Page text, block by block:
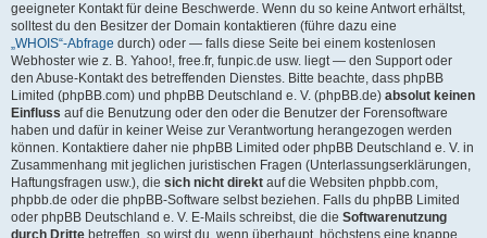
geeigneter Kontakt für deine Beschwerde. Wenn du so keine Antwort erhältst,
solltest du den Besitzer der Domain kontaktieren (führe dazu eine
„WHOIS“-Abfrage durch) oder — falls diese Seite bei einem kostenlosen
Webhoster wie z. B. Yahoo!, free.fr, funpic.de usw. liegt — den Support oder
den Abuse-Kontakt des betreffenden Dienstes. Bitte beachte, dass phpBB
Limited (phpBB.com) und phpBB Deutschland e. V. (phpBB.de) absolut keinen
Einfluss auf die Benutzung oder den oder die Benutzer der Forensoftware
haben und dafür in keiner Weise zur Verantwortung herangezogen werden
können. Kontaktiere daher nie phpBB Limited oder phpBB Deutschland e. V. in
Zusammenhang mit jeglichen juristischen Fragen (Unterlassungserklärungen,
Haftungsfragen usw.), die sich nicht direkt auf die Websiten phpbb.com,
phpbb.de oder die phpBB-Software selbst beziehen. Falls du phpBB Limited
oder phpBB Deutschland e. V. E-Mails schreibst, die die Softwarenutzung
durch Dritte betreffen, so wirst du, wenn überhaupt, höchstens eine knappe